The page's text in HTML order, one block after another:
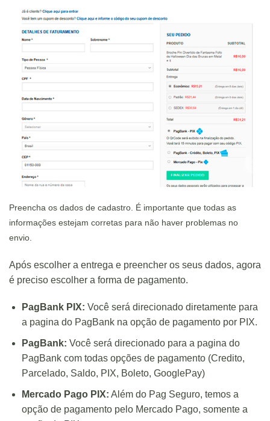
Preencha os dados de cadastro. É importante que todas as
informações estejam corretas para não haver problemas no
envio.
Após escolher a entrega e preencher os seus dados, agora
é preciso escolher a forma de pagamento.
PagBank PIX: Você será direcionado diretamente para
a pagina do PagBank na opção de pagamento por PIX.
PagBank: Você será direcionado para a pagina do
PagBank com todas opções de pagamento (Credito,
Parcelado, Saldo, PIX, Boleto, GooglePay)
Mercado Pago PIX: Além do Pag Seguro, temos a
opção de pagamento pelo Mercado Pago, somente a